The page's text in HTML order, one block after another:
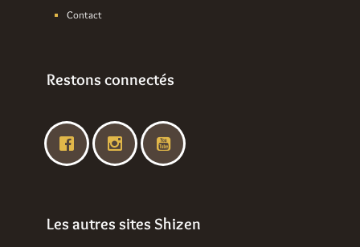
Contact
Restons connectés
Les autres sites Shizen